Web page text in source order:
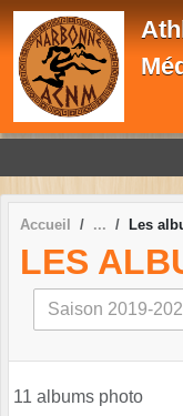
Accueil Les
LES
11 albums photo
Panneau de gestion